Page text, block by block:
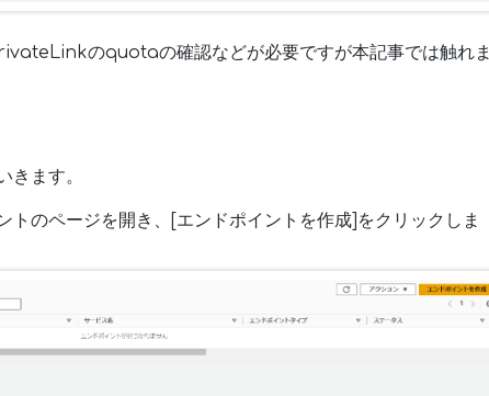
のquotaの確認などが必要ですが本記事では触れま
ます。
のページを開き、[エンドポイントを作成]をクリックしま